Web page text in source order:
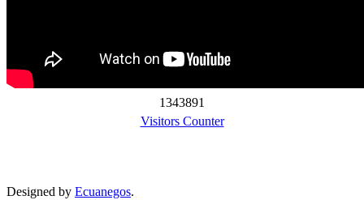
1343891
Visitors Counter
Designed by Ecuanegos.